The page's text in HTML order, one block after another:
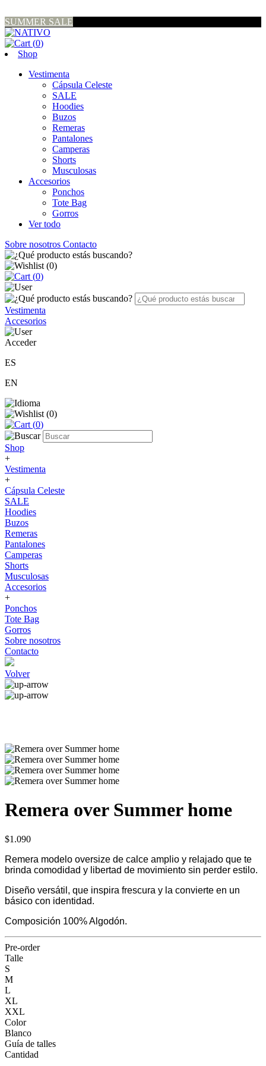
SUMMER SALE
(0)
Shop
Vestimenta
Cápsula Celeste
SALE
Hoodies
Buzos
Remeras
Pantalones
Camperas
Shorts
Musculosas
Accesorios
Ponchos
Tote Bag
Gorros
Ver todo
Sobre nosotros Contacto
(0)
(0)
Vestimenta
Accesorios
Acceder
ES
EN
(0)
(0)
Shop
+
Vestimenta
+
Cápsula Celeste
SALE
Hoodies
Buzos
Remeras
Pantalones
Camperas
Shorts
Musculosas
Accesorios
+
Ponchos
Tote Bag
Gorros
Sobre nosotros
Contacto
Volver
Remera over Summer home
$1.090
Remera modelo oversize de calce amplio y relajado que te
brinda comodidad y libertad de movimiento sin perder estilo.
Diseño versátil, que inspira frescura y la convierte en un
básico con identidad.
Composición 100% Algodón.
Pre-order
Talle
S
M
L
XL
XXL
Color
Blanco
Guía de talles
Cantidad